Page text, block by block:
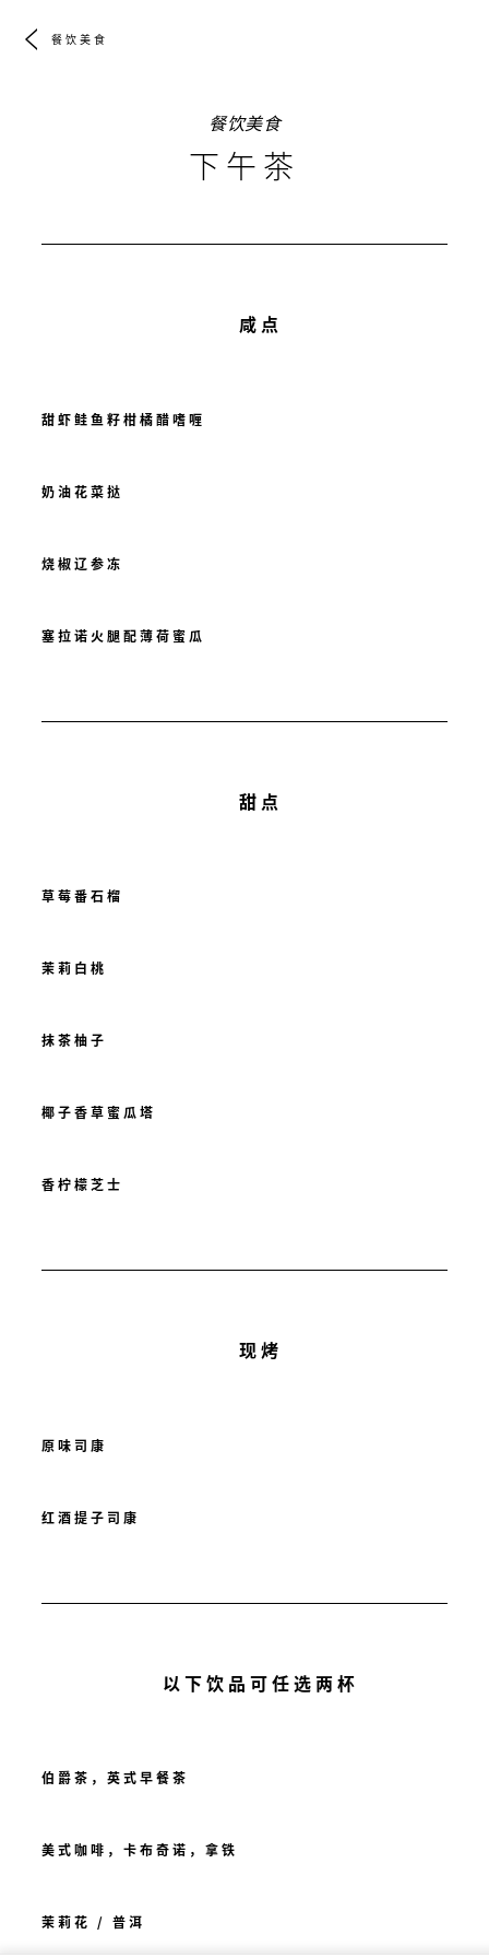
餐饮美食
餐饮美食
下午茶
咸点
甜虾鲑鱼籽柑橘醋嗜喱
奶油花菜挞
烧椒辽参冻
塞拉诺火腿配薄荷蜜瓜
甜点
草莓番石榴
茉莉白桃
抹茶柚子
椰子香草蜜瓜塔
香柠檬芝士
现烤
原味司康
红酒提子司康
以下饮品可任选两杯
伯爵茶，英式早餐茶
美式咖啡，卡布奇诺，拿铁
茉莉花 / 普洱